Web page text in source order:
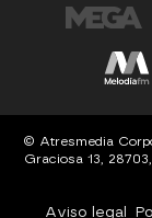
© Atresmedia
Graciosa 13,
Aviso legal